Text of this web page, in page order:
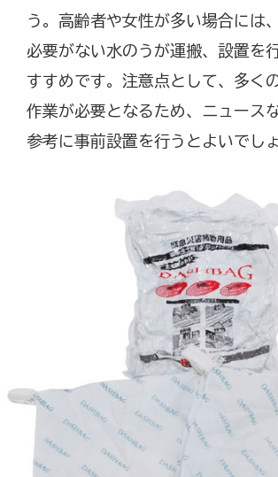
う。高齢者や女性が多い場合には
必要がない水のうが運搬、設置を
すすめです。注意点として、多く
作業が必要となるため、ニュース
参考に事前設置を行うとよいでしょ